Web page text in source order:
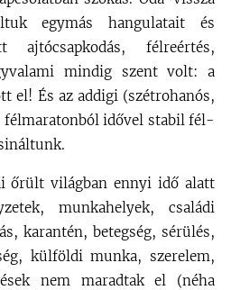
egymás hangulatait és
félreértés,
mindig szent volt: a
el! És az addigi (szétrohanós,
félmaratonból idővel stabil fél-
őrült világban ennyi idő alatt
munkahelyek, családi
karantén, betegség, sérülés,
külföldi munka, szerelem,
nem maradtak el (néha